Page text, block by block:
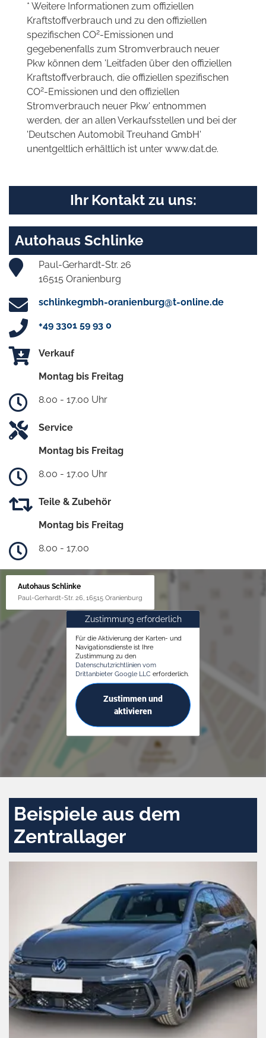
* Weitere Informationen zum offiziellen
Kraftstoffverbrauch und zu den offiziellen
spezifischen CO2-Emissionen und
gegebenenfalls zum Stromverbrauch neuer
Pkw können dem 'Leitfaden über den offiziellen
Kraftstoffverbrauch, die offiziellen spezifischen
CO2-Emissionen und den offiziellen
Stromverbrauch neuer Pkw' entnommen
werden, der an allen Verkaufsstellen und bei der
'Deutschen Automobil Treuhand GmbH'
unentgeltlich erhältlich ist unter www.dat.de.
Ihr Kontakt zu uns:
Autohaus Schlinke
Paul-Gerhardt-Str. 26
16515 Oranienburg
schlinkegmbh-oranienburg@t-online.de
+49 3301 59 93 0
Verkauf
Montag bis Freitag
8.00 - 17.00 Uhr
Service
Montag bis Freitag
8.00 - 17.00 Uhr
Teile & Zubehör
Montag bis Freitag
8.00 - 17.00
Autohaus Schlinke
Paul-Gerhardt-Str. 26, 16515 Oranienburg
Zustimmung erforderlich
Für die Aktivierung der Karten- und
Navigationsdienste ist Ihre
Zustimmung zu den
Datenschutzrichtlinien vom
Drittanbieter Google LLC erforderlich.
Zustimmen und
aktivieren
Beispiele aus dem
Zentrallager